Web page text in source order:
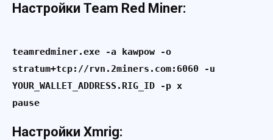
Настройки Team Red Miner:
teamredminer.exe -a kawpow -o
stratum+tcp://rvn.2miners.com:6060 -u
YOUR_WALLET_ADDRESS.RIG_ID -p x
pause
Настройки Xmrig: